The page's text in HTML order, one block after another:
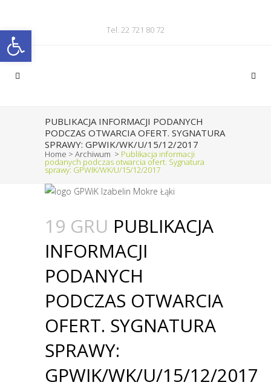
Otwórz pasek narzędzi Tel. 22 721 80 72
PUBLIKACJA INFORMACJI PODANYCH
PODCZAS OTWARCIA OFERT. SYGNATURA
SPRAWY: GPWIK/WK/U/15/12/2017
Home > Archiwum > Publikacja informacji
podanych podczas otwarcia ofert. Sygnatura
sprawy: GPWIK/WK/U/15/12/2017
19 GRU PUBLIKACJA
INFORMACJI
PODANYCH
PODCZAS OTWARCIA
OFERT. SYGNATURA
SPRAWY:
GPWIK/WK/U/15/12/2017